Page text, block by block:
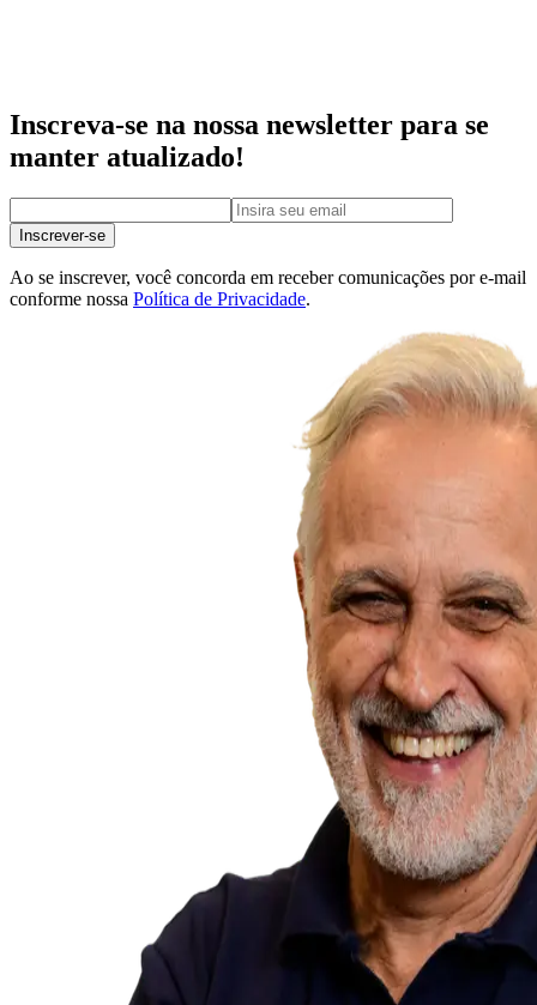
Inscreva-se na nossa newsletter para se
manter atualizado!
Inscrever-se
Ao se inscrever, você concorda em receber comunicações por e-mail
conforme nossa Política de Privacidade.